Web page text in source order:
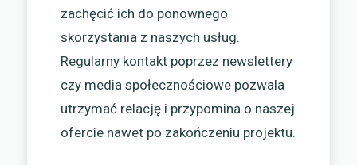
zachęcić ich do ponownego
skorzystania z naszych usług.
Regularny kontakt poprzez newslettery
czy media społecznościowe pozwala
utrzymać relację i przypomina o naszej
ofercie nawet po zakończeniu projektu.